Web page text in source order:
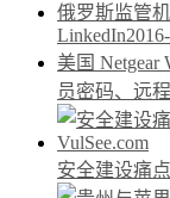
俄罗斯监管
LinkedIn
美国
员密码、远
安全建设痛